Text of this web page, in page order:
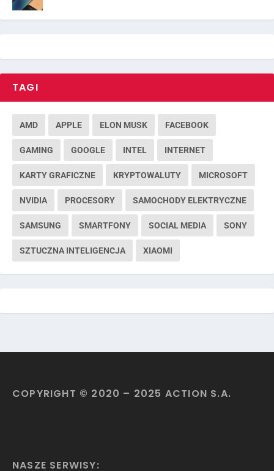
TAGI
AMD APPLE ELON MUSK FACEBOOK
GAMING GOOGLE INTEL INTERNET
KARTY GRAFICZNE KRYPTOWALUTY MICROSOFT
NVIDIA PROCESORY SAMOCHODY ELEKTRYCZNE
SAMSUNG SMARTFONY SOCIAL MEDIA SONY
SZTUCZNA INTELIGENCJA XIAOMI
COPYRIGHT © 2020 – 2025 ACTION S.A.
NASZE SERWISY: